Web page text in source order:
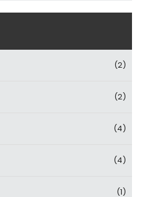
(2)
(2)
(4)
(4)
(1)